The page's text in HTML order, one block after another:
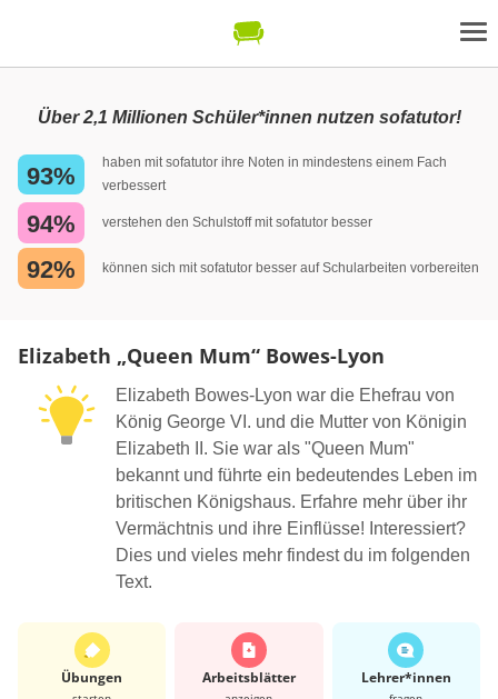
Über 2,1 Millionen Schüler*innen nutzen sofatutor!
93%
haben mit sofatutor ihre Noten in mindestens einem Fach
verbessert
94% verstehen den Schulstoff mit sofatutor besser
92% können sich mit sofatutor besser auf Schularbeiten vorbereiten
Elizabeth „Queen Mum“ Bowes-Lyon
Elizabeth Bowes-Lyon war die Ehefrau von
König George VI. und die Mutter von Königin
Elizabeth II. Sie war als "Queen Mum"
bekannt und führte ein bedeutendes Leben im
britischen Königshaus. Erfahre mehr über ihr
Vermächtnis und ihre Einflüsse! Interessiert?
Dies und vieles mehr findest du im folgenden
Text.
Übungen Arbeits­blätter Lehrer*​innen